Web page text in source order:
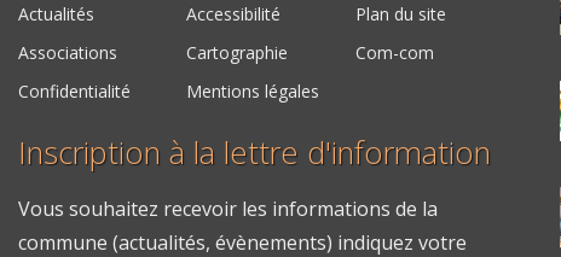
Actualités
Accessibilité
Plan du site
Associations
Cartographie
Com-com
Confidentialité
Mentions légales
Inscription à la lettre d'information
Vous souhaitez recevoir les informations de la
commune (actualités, évènements) indiquez votre